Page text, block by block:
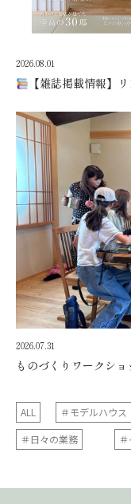
2026.08.01
【雑誌掲載情報】
2026.07.31
ものづくりワークシ
ALL ＃モデルハウス
＃日々の業務